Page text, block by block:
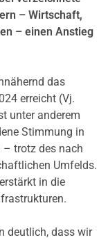
– Wirtschaft,
– einen Anstieg
das
erreicht (Vj.
unter anderem
Stimmung in
– trotz des nach
Umfelds.
in die
deutlich, dass wir